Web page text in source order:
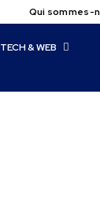
Qui sommes-
TECH & WEB